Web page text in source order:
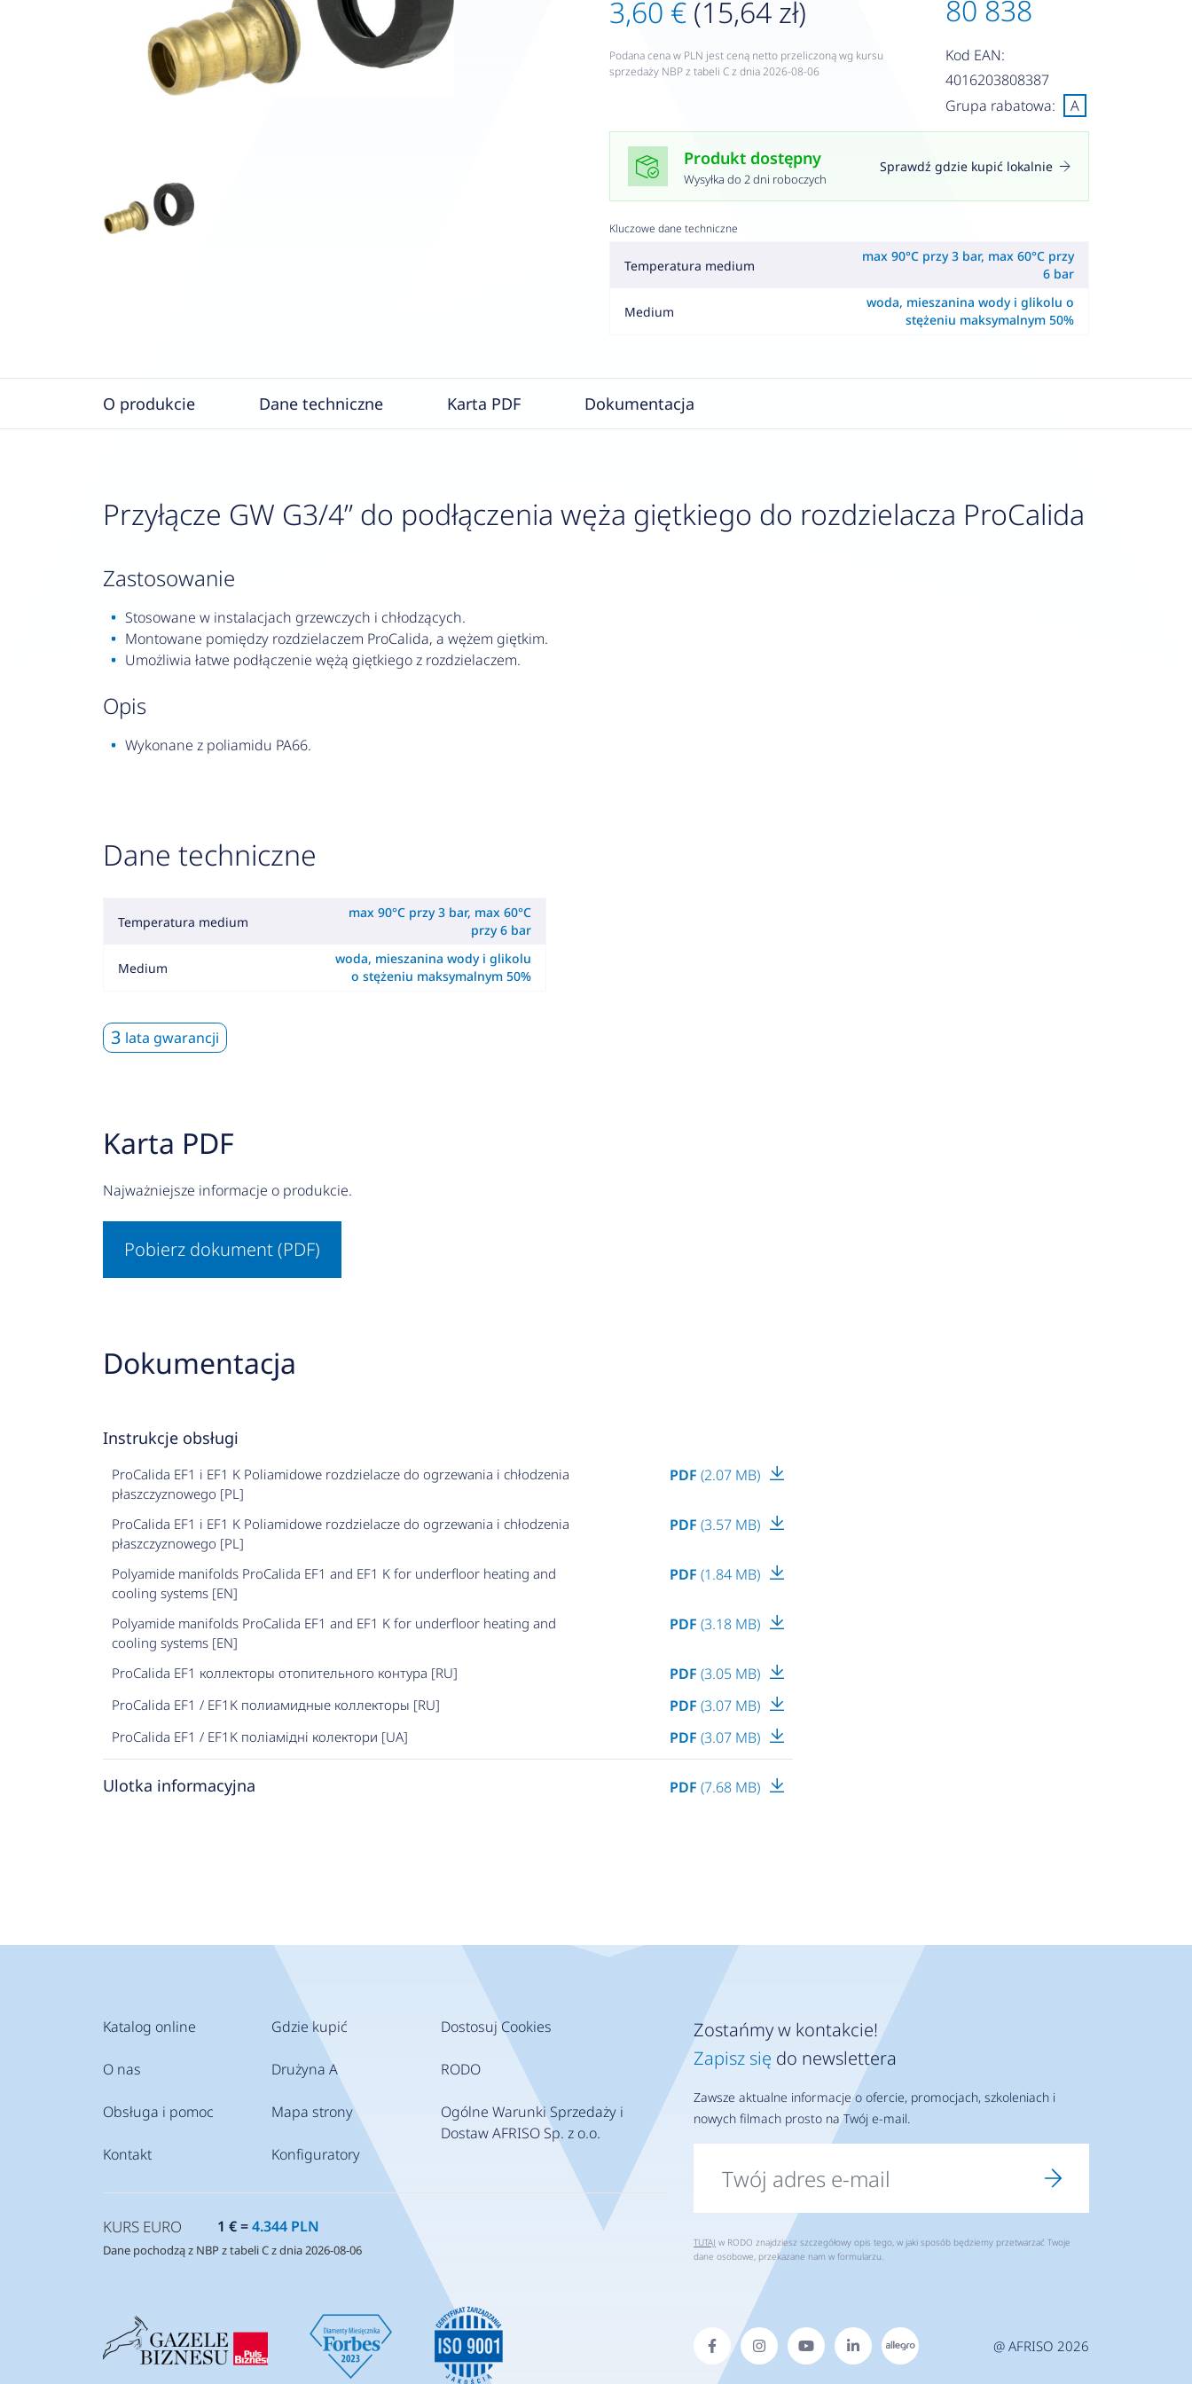
3,60 € (15,64 zł)
Podana cena w PLN jest ceną netto przeliczoną wg kursu
sprzedaży NBP z tabeli C z dnia 2026-08-06
80 838
Kod EAN:
4016203808387
Grupa rabatowa:
A
Produkt dostępny
Wysyłka do 2 dni roboczych
Sprawdź gdzie kupić lokalnie
Kluczowe dane techniczne
Temperatura medium
max 90°C przy 3 bar, max 60°C przy
6 bar
Medium
woda, mieszanina wody i glikolu o
stężeniu maksymalnym 50%
O produkcie Dane techniczne Karta PDF Dokumentacja
Przyłącze GW G3/4” do podłączenia węża giętkiego do rozdzielacza ProCalida
zastosowanie
Stosowane w instalacjach grzewczych i chłodzących.
Montowane pomiędzy rozdzielaczem ProCalida, a wężem giętkim.
Umożliwia łatwe podłączenie wężą giętkiego z rozdzielaczem.
opis
Wykonane z poliamidu PA66.
Dane techniczne
Temperatura medium
max 90°C przy 3 bar, max 60°C
przy 6 bar
Medium
woda, mieszanina wody i glikolu
o stężeniu maksymalnym 50%
3 lata gwarancji
Karta PDF
Najważniejsze informacje o produkcie.
Pobierz dokument (PDF)
Dokumentacja
Instrukcje obsługi
ProCalida EF1 i EF1 K Poliamidowe rozdzielacze do ogrzewania i chłodzenia
płaszczyznowego [PL]
PDF (2.07 MB)
ProCalida EF1 i EF1 K Poliamidowe rozdzielacze do ogrzewania i chłodzenia
płaszczyznowego [PL]
PDF (3.57 MB)
Polyamide manifolds ProCalida EF1 and EF1 K for underfloor heating and
cooling systems [EN]
PDF (1.84 MB)
Polyamide manifolds ProCalida EF1 and EF1 K for underfloor heating and
cooling systems [EN]
PDF (3.18 MB)
ProCalida EF1 коллекторы отопительного контура [RU] PDF (3.05 MB)
ProCalida EF1 / EF1K полиамидные коллекторы [RU] PDF (3.07 MB)
ProCalida EF1 / EF1K поліамідні колектори [UA] PDF (3.07 MB)
Ulotka informacyjna PDF (7.68 MB)
Katalog online
O nas
Obsługa i pomoc
Kontakt
Gdzie kupić
Drużyna A
Mapa strony
Konfiguratory
Dostosuj Cookies
RODO
Ogólne Warunki Sprzedaży i
Dostaw AFRISO Sp. z o.o.
Zostańmy w kontakcie!
Zapisz się do newslettera
Zawsze aktualne informacje o ofercie, promocjach, szkoleniach i
nowych filmach prosto na Twój e-mail.
TUTAJ w RODO znajdziesz szczegółowy opis tego, w jaki sposób będziemy przetwarzać Twoje
dane osobowe, przekazane nam w formularzu.
KURS EURO 1 € =4.344 PLN
Dane pochodzą z NBP z tabeli C z dnia 2026-08-06
@ AFRISO 2026